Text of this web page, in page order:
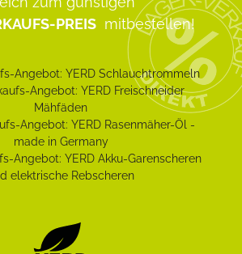
PREIS mitbestellen!